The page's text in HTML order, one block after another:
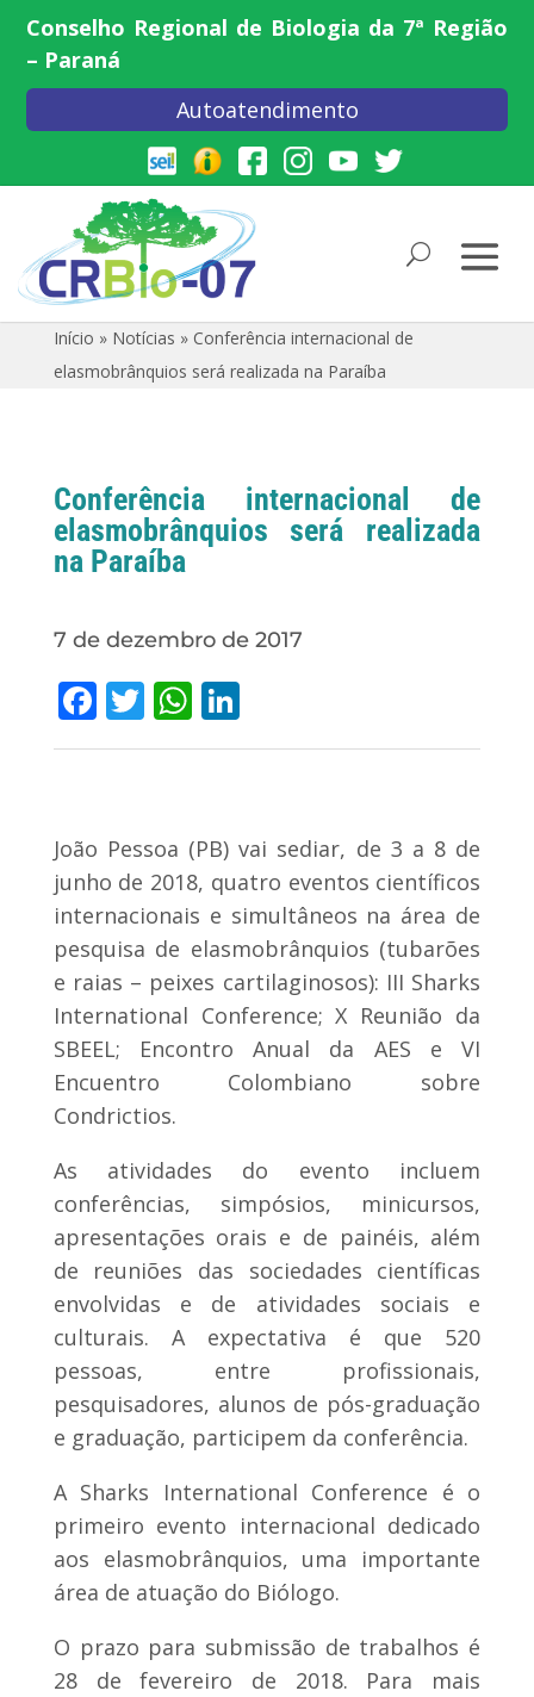
Conselho Regional de Biologia da 7ª Região
– Paraná
Autoatendimento
Início » Notícias » Conferência internacional de
elasmobrânquios será realizada na Paraíba
Conferência internacional de
elasmobrânquios será realizada
na Paraíba
7 de dezembro de 2017
Facebook
Twitter
WhatsApp
LinkedIn
João Pessoa (PB) vai sediar, de 3 a 8 de
junho de 2018, quatro eventos científicos
internacionais e simultâneos na área de
pesquisa de elasmobrânquios (tubarões
e raias – peixes cartilaginosos): III Sharks
International Conference; X Reunião da
SBEEL; Encontro Anual da AES e VI
Encuentro Colombiano sobre
Condrictios.
As atividades do evento incluem
conferências, simpósios, minicursos,
apresentações orais e de painéis, além
de reuniões das sociedades científicas
envolvidas e de atividades sociais e
culturais. A expectativa é que 520
pessoas, entre profissionais,
pesquisadores, alunos de pós-graduação
e graduação, participem da conferência.
A Sharks International Conference é o
primeiro evento internacional dedicado
aos elasmobrânquios, uma importante
área de atuação do Biólogo.
O prazo para submissão de trabalhos é
28 de fevereiro de 2018. Para mais